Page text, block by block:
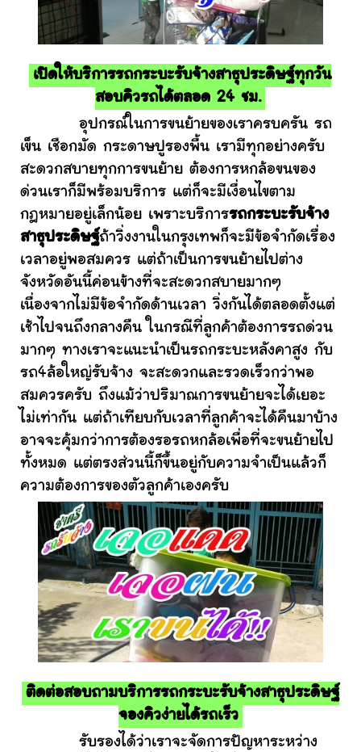
เปิดให้บริการรถกระบะรับจ้างสาธุประดิษฐ์ทุกวัน
สอบคิวรถได้ตลอด 24 ชม.
อุปกรณ์ในการขนย้ายของเราครบครัน รถ
เข็น เชือกมัด กระดาษปูรองพื้น เรามีทุกอย่างครับ
สะดวกสบายทุกการขนย้าย ต้องการหกล้อขนของ
ด่วนเราก็มีพร้อมบริการ แต่ก็จะมีเงื่อนไขตาม
กฎหมายอยู่เล็กน้อย เพราะบริการรถกระบะรับจ้าง
สาธุประดิษฐ์ถ้าวิ่งงานในกรุงเทพก็จะมีข้อจำกัดเรื่อง
เวลาอยู่พอสมควร แต่ถ้าเป็นการขนย้ายไปต่าง
จังหวัดอันนี้ค่อนข้างที่จะสะดวกสบายมากๆ
เนื่องจากไม่มีข้อจำกัดด้านเวลา วิ่งกันได้ตลอดตั้งแต่
เช้าไปจนถึงกลางคืน ในกรณีที่ลูกค้าต้องการรถด่วน
มากๆ ทางเราจะแนะนำเป็นรถกระบะหลังคาสูง กับ
รถ4ล้อใหญ่รับจ้าง จะสะดวกและรวดเร็วกว่าพอ
สมควรครับ ถึงแม้ว่าปริมาณการขนย้ายจะได้เยอะ
ไม่เท่ากัน แต่ถ้าเทียบกับเวลาที่ลูกค้าจะได้คืนมาบ้าง
อาจจะคุ้มกว่าการต้องรอรถหกล้อเพื่อที่จะขนย้ายไป
ทั้งหมด แต่ตรงส่วนนี้ก็ขึ้นอยู่กับความจำเป็นแล้วก็
ความต้องการของตัวลูกค้าเองครับ
ติดต่อสอบถามบริการรถกระบะรับจ้างสาธุประดิษฐ์
จองคิวง่ายได้รถเร็ว
รับรองได้ว่าเราจะจัดการปัญหาระหว่าง